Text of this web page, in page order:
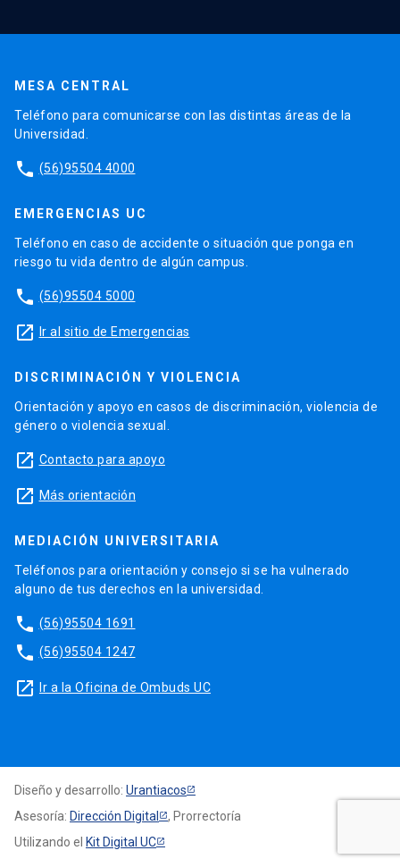
MESA CENTRAL
Teléfono para comunicarse con las distintas áreas de la
Universidad.
phone (56)95504 4000
EMERGENCIAS UC
Teléfono en caso de accidente o situación que ponga en
riesgo tu vida dentro de algún campus.
phone (56)95504 5000
launch Ir al sitio de Emergencias
DISCRIMINACIÓN Y VIOLENCIA
Orientación y apoyo en casos de discriminación, violencia de
género o violencia sexual.
launch Contacto para apoyo
launch Más orientación
MEDIACIÓN UNIVERSITARIA
Teléfonos para orientación y consejo si se ha vulnerado
alguno de tus derechos en la universidad.
phone (56)95504 1691
phone (56)95504 1247
launch Ir a la Oficina de Ombuds UC
Diseño y desarrollo: Urantiacos
Asesoría: Dirección Digital
, Prorrectoría
Utilizando el Kit Digital UC